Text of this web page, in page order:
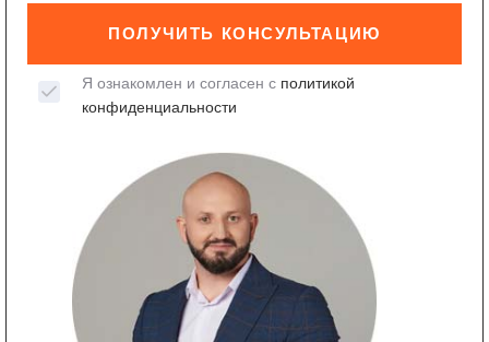
ПОЛУЧИТЬ КОНСУЛЬТАЦИЮ
Я ознакомлен и согласен с политикой
конфиденциальности